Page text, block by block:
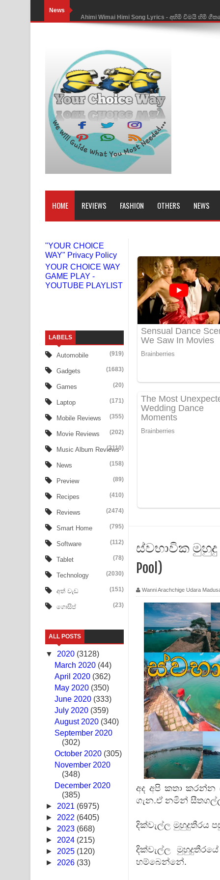
News
Mathaka Parana Song Lyrics - මතක පාරනා ගීතයේ
Nimnadhen Song Lyrics - නිම්නාදෙන් ගීතයේ පද පෙළ
Obamai Mage Adare Song Lyrics - ඔබමයි මගේ
Pansal Gihin Song Lyrics - පන්සල් ගිහිං ගීතයේ පද
Ankeliya Song Lyrics - අංකෙළිය ගීතයේ පද පෙළ
DEAR GOD Song Lyrics - ඩියර් ගෝඩ් ගීතයේ පද පෙළ
MANAMALA KATHA Song Lyrics - මනමාල කතා
Dai Dai Lyrics - Shakira, Burna Boy | 2026
Numba Dun Aadare Song Lyrics - නුඹ දුන් ආදරේ
Liyamuda Dan Anagathe Song Lyrics - ලියමුද
Doni Song Lyrics - දෝණි ගීතයේ පද පෙළ
Benthara Palame Song Lyrics - බෙන්තර පාලමේ
Sanda Babalena Song Lyrics - සඳ බැබලෙන ගීතයේ
UNUHUMA Song Lyrics - උණුහුම ගීතයේ පද පෙළ
Katakara Song Lyrics - කටකාර ගීතයේ පද පෙළ
Tharu Yaye Dilena Song Lyrics - තරු යායේ
Heavy Weight Song Lyrics
Ala purannata Song Lyrics - ආල පුරන්නට ගීතයේ පද
FEVER DREAM Lyrics - Alex Warren
BTS : Hooligan Lyrics
Apa Hamuwee Song Lyrics - අප හමුවී ගීතයේ පද පෙළ
PATHINIYE Song Lyrics - පතිනියනේ ගීතයේ පද පෙළ
Sorry Sir Song Lyrics - සොරි සර් ගීතයේ පද පෙළ
Mathaka Aluthin Liyanna Song Lyrics - මතක
Sandak Awith Song Lyrics - සඳක් ඇවිත් ගීතයේ පද
Swetha Sande Song Lyrics - ශ්වේත සඳේ ගීතයේ පද
Ma Igili Giya Lyrics - මා ඉගිලී ගියා ගීතයේ පද පෙළ
Ras Balan Song Lyrics - රැස් බලන් ගීතයේ පද පෙළ
Hoda sihiyen Song Lyrics - හොද සිහියෙන් ගීතයේ
Awanken Song Lyrics - අවංකෙන් ගීතයේ පද පෙළ
Pa Sina Song Lyrics - පෑ සිනා ගීතයේ පද පෙළ
Pemwanthiye Song Lyrics - පෙම්වන්තියේ ගීතයේ පද
Manobhawa Song Lyrics - මනෝභව ගීතයේ පද පෙළ
Akahe Indala Song Lyrics - ආකාහේ ඉඳලා ගීතයේ පද
Raawaya Song Lyrics - රාවය ගීතයේ පද පෙළ
HOME REVIEWS FASHION OTHERS NEWS
"YOUR CHOICE
WAY" Privacy Policy
YOUR CHOICE WAY
GAME PLAY -
YOUTUBE PLAYLIST
LABELS
Automobile (919)
Gadgets (1683)
Games (20)
Laptop (171)
Mobile Reviews (355)
Movie Reviews (202)
Music Album Reviews
(3110)
News (158)
Preview (89)
Recipes (410)
Reviews (2474)
Smart Home (795)
Software (112)
Tablet (78)
Technology (2030)
අත් වැඩ (151)
ගොසිප් (23)
ALL POSTS
▼ 2020 (3128)
March 2020 (44)
April 2020 (362)
May 2020 (350)
June 2020 (333)
July 2020 (359)
August 2020 (340)
September 2020
(302)
October 2020 (305)
November 2020
(348)
December 2020
(385)
► 2021 (6975)
► 2022 (6405)
► 2023 (668)
► 2024 (215)
► 2025 (120)
► 2026 (33)
ස්වභාවික මුහුදු
Pool)
Wanni Arachchige Udara
අද අපි කතා
ගැන.ඒ නමින්
දික්වැල්ල මුහුදුතීරය
දික්වැල්ල
හම්බෙන්නේ.